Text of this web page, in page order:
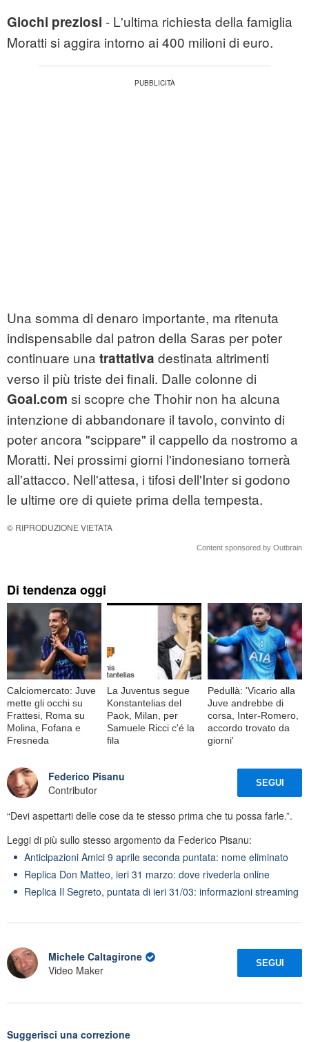
Giochi preziosi - L'ultima richiesta della famiglia
Moratti si aggira intorno ai 400 milioni di euro.
Una somma di denaro importante, ma ritenuta
indispensabile dal patron della Saras per poter
continuare una trattativa destinata altrimenti
verso il più triste dei finali. Dalle colonne di
Goal.com si scopre che Thohir non ha alcuna
intenzione di abbandonare il tavolo, convinto di
poter ancora "scippare" il cappello da nostromo a
Moratti. Nei prossimi giorni l'indonesiano tornerà
all'attacco. Nell'attesa, i tifosi dell'Inter si godono
le ultime ore di quiete prima della tempesta.
© RIPRODUZIONE VIETATA
Content sponsored by Outbrain
Di tendenza oggi
Calciomercato: Juve
mette gli occhi su
Frattesi, Roma su
Molina, Fofana e
Fresneda
La Juventus segue
Konstantelias del
Paok, Milan, per
Samuele Ricci c'é la
fila
Pedullà: 'Vicario alla
Juve andrebbe di
corsa, Inter-Romero,
accordo trovato da
giorni'
Federico Pisanu
Contributor
SEGUI
“Devi aspettarti delle cose da te stesso prima che tu possa farle.”.
Leggi di più sullo stesso argomento da Federico Pisanu:
Anticipazioni Amici 9 aprile seconda puntata: nome eliminato
Replica Don Matteo, ieri 31 marzo: dove rivederla online
Replica Il Segreto, puntata di ieri 31/03: informazioni streaming
Michele Caltagirone
Video Maker
SEGUI
Suggerisci una correzione